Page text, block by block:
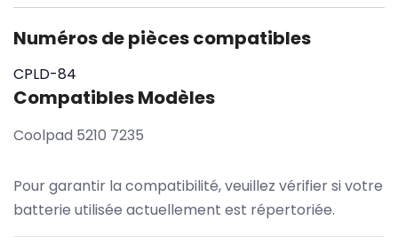
Numéros de pièces compatibles
CPLD-84
Compatibles Modèles
Coolpad 5210 7235
Pour garantir la compatibilité, veuillez vérifier si votre
batterie utilisée actuellement est répertoriée.